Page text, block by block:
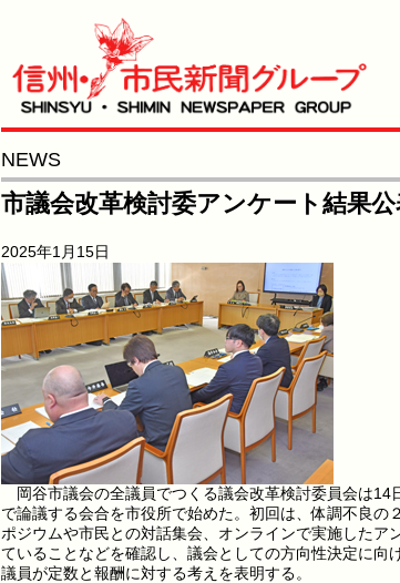
NEWS
市議会改革検討委アンケート結果
2025年1月15日
岡谷市議会の全議員でつくる議会改革検討委員会は14
で論議する会合を市役所で始めた。初回は、体調不良
ポジウムや市民との対話集会、オンラインで実施した
ていることなどを確認し、議会としての方向性決定に
議員が定数と報酬に対する考えを表明する。